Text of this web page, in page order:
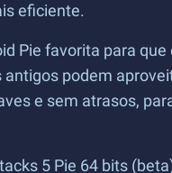
eficiente.
Pie favorita para
podem
e sem atrasos,
5 Pie 64 bits